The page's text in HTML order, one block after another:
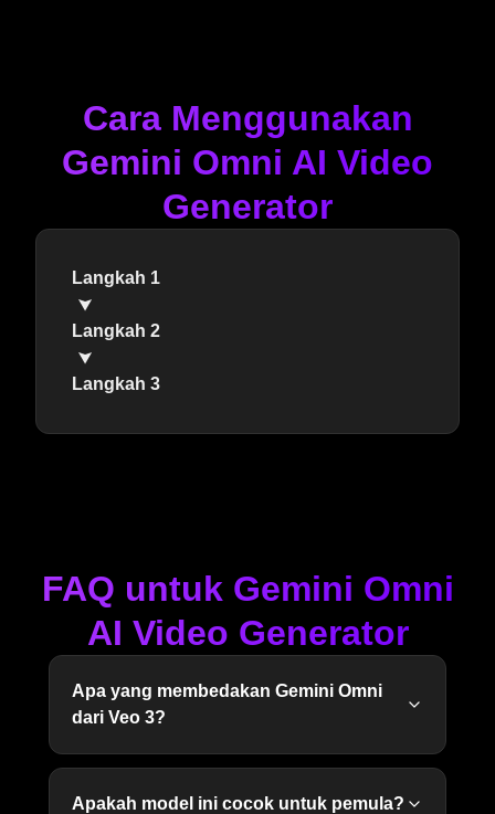
Cara Menggunakan
Gemini Omni AI Video
Generator
Langkah 1
Langkah 2
Langkah 3
FAQ untuk Gemini Omni
AI Video Generator
Apa yang membedakan Gemini Omni
dari Veo 3?
Apakah model ini cocok untuk pemula?